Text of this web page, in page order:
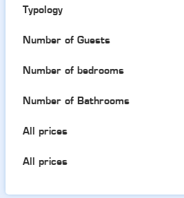
Typology
Number of Guests
Number of bedrooms
Number of Bathrooms
All prices
All prices